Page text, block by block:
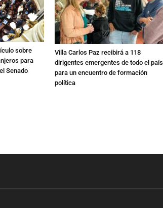
sobre
para
Senado
Villa Carlos Paz recibirá a 118
dirigentes emergentes de todo el país
para un encuentro de formación
política